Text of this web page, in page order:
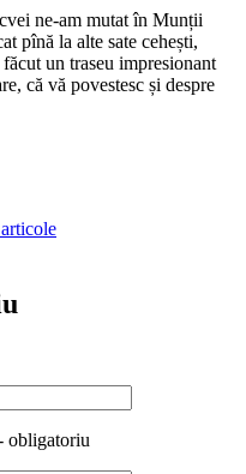
ne-am mutat în Munții
pînă la alte sate cehești,
un traseu impresionant
că vă povestesc și despre
obligatoriu